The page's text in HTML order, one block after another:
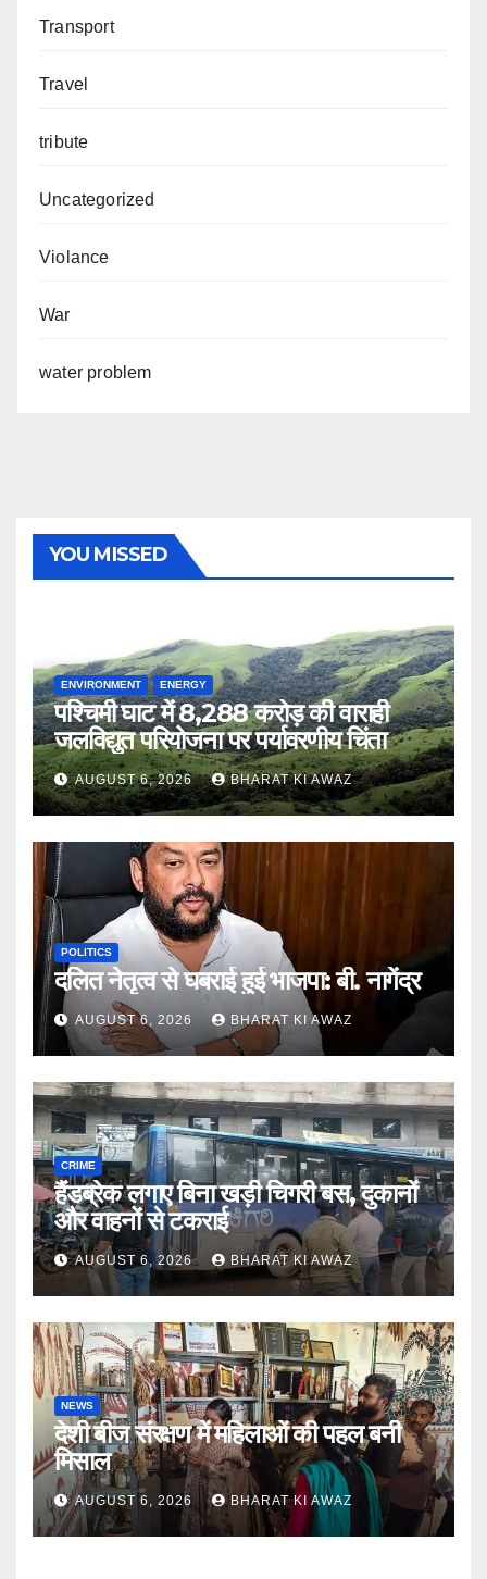
Transport
Travel
tribute
Uncategorized
Violance
War
water problem
YOU MISSED
ENVIRONMENT ENERGY
पश्चिमी घाट में 8,288 करोड़ की वाराही
जलविद्युत परियोजना पर पर्यावरणीय चिंता
AUGUST 6, 2026 BHARAT KI AWAZ
POLITICS
दलित नेतृत्व से घबराई हुई भाजपा: बी. नागेंद्र
AUGUST 6, 2026 BHARAT KI AWAZ
CRIME
हैंडब्रेक लगाए बिना खड़ी चिगरी बस, दुकानों
और वाहनों से टकराई
AUGUST 6, 2026 BHARAT KI AWAZ
NEWS
देशी बीज संरक्षण में महिलाओं की पहल बनी
मिसाल
AUGUST 6, 2026 BHARAT KI AWAZ